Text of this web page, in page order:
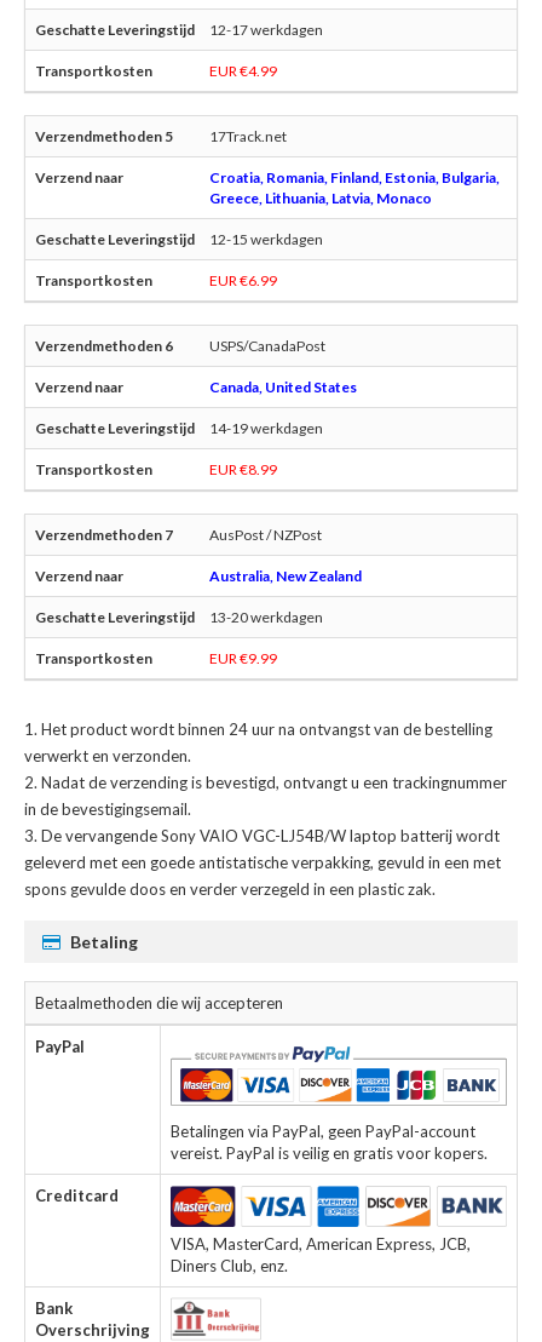
12-17 werkdagen
EUR €4.99
17Track.net
Croatia, Romania, Finland, Estonia, Bulgaria,
Greece, Lithuania, Latvia, Monaco
12-15 werkdagen
EUR €6.99
USPS/CanadaPost
Canada, United States
14-19 werkdagen
EUR €8.99
AusPost / NZPost
Australia, New Zealand
13-20 werkdagen
EUR €9.99
Het product wordt binnen 24 uur na ontvangst van de bestelling
verwerkt en verzonden.
Nadat de verzending is bevestigd, ontvangt u een trackingnummer
in de bevestigingsemail.
Devervangende Sony VAIO VGC-LJ54B/W laptop batterijwordt
geleverd met een goede antistatische verpakking, gevuld in een met
spons gevulde doos en verder verzegeld in een plastic zak.
Betaling
Betaalmethoden die wij accepteren
PayPal
Betalingen via PayPal, geen PayPal-account
vereist. PayPal is veilig en gratis voor kopers.
Creditcard
VISA, MasterCard, American Express, JCB,
Diners Club, enz.
Bank
Overschrijving